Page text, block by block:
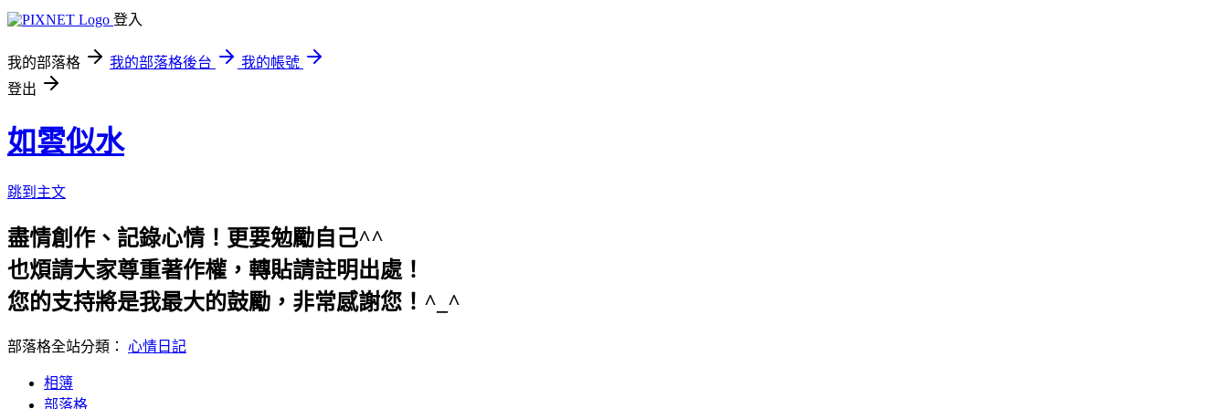
登入
我的部落格 我的部落格後台
我的帳號
登出
如雲似水
跳到主文
盡情創作、記錄心情！更要勉勵自己^^
也煩請大家尊重著作權，轉貼請註明出處！
您的支持將是我最大的鼓勵，非常感謝您！^_^
部落格全站分類： 心情日記
相簿
部落格